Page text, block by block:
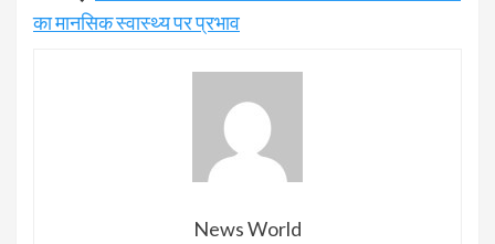
का मानसिक स्वास्थ्य पर प्रभाव
News World